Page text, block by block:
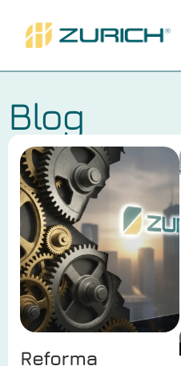
Blog
Reforma